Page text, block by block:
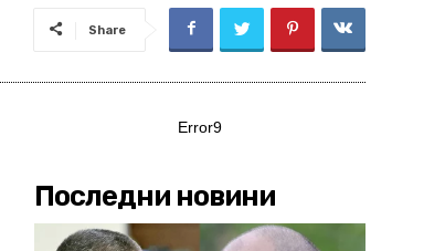
Share
Error9
Последни новини